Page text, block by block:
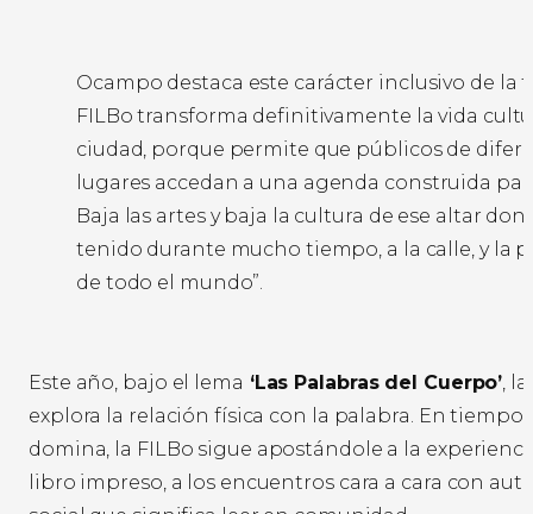
Ocampo destaca este carácter inclusivo de la
FILBo transforma definitivamente la vida
ciudad, porque permite que públicos de
lugares accedan a una agenda construida
Baja las artes y baja la cultura de ese altar
tenido durante mucho tiempo, a la calle, y la
de todo el mundo”.
Este año, bajo el lema ‘Las Palabras del Cuerpo’ ,
explora la relación física con la palabra. En
domina, la FILBo sigue apostándole a la
libro impreso, a los encuentros cara a cara con